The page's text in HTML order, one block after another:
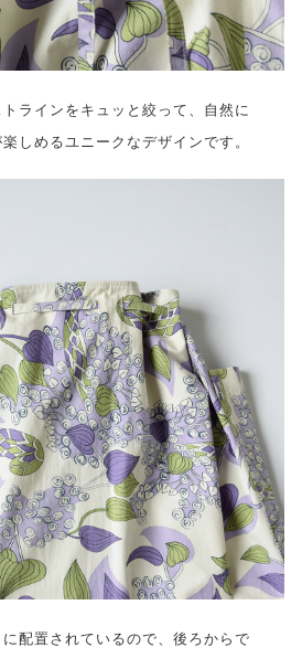
ラインをキュッと絞って、自然に
しめるユニークなデザインです。
配置されているので、後ろからで